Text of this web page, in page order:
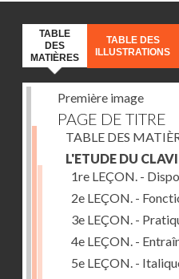
TABLE
DES
MATIÈRES
TABLE DES
ILLUSTRATIONS
Première image
PAGE DE TITRE
TABLE DES
L'ETUDE DU
1re LEÇON. -
2e LEÇON. -
3e LEÇON. -
4e LEÇON. -
5e LEÇON. -